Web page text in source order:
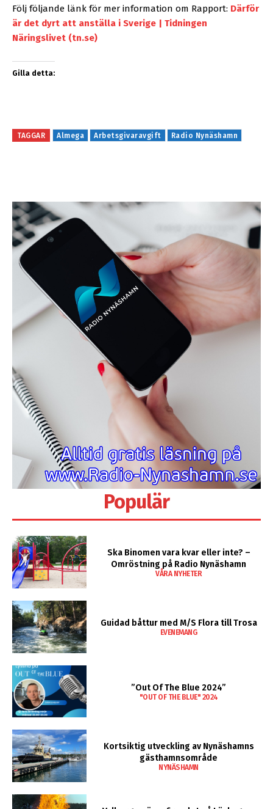
Följ följande länk för mer information om Rapport: Därför
är det dyrt att anställa i Sverige | Tidningen
Näringslivet (tn.se)
Gilla detta:
TAGGAR Almega Arbetsgivaravgift Radio Nynäshamn
Populär
Ska Binomen vara kvar eller inte? –
Omröstning på Radio Nynäshamn
VÅRA NYHETER
Guidad båttur med M/S Flora till Trosa
EVENEMANG
”Out Of The Blue 2024”
"OUT OF THE BLUE" 2024
Kortsiktig utveckling av Nynäshamns
gästhamnsområde
NYNÄSHAMN